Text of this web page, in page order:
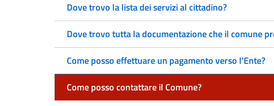
Dove trovo la lista dei servizi al cittadino?
Dove trovo tutta la documentazione che il comune
Come posso effettuare un pagamento verso l'Ente?
Come posso contattare il Comune?